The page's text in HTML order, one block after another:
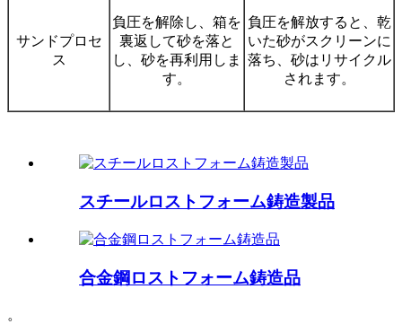
サンドプロセ
ス
負圧を解除し、箱を
裏返して砂を落と
し、砂を再利用しま
す。
負圧を解放すると、乾
いた砂がスクリーンに
落ち、砂はリサイクル
されます。
スチールロストフォーム鋳造製品
合金鋼ロストフォーム鋳造品
。